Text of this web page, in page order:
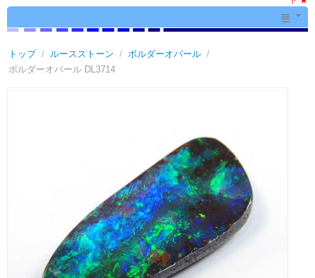
トップ / ルースストーン / ボルダーオパール /
ボルダーオパール DL3714